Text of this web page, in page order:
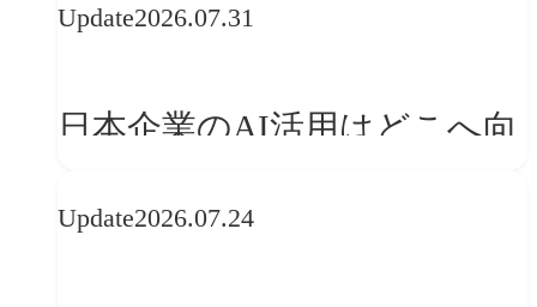
──「優れたブランド体験」
か
Update2026.07.31
日本企業のAI活用はどこへ向
レンドに見る「人間中心」へ
Update2026.07.24